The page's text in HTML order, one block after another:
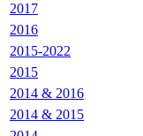
2017
2016
2015-2022
2015
2014 & 2016
2014 & 2015